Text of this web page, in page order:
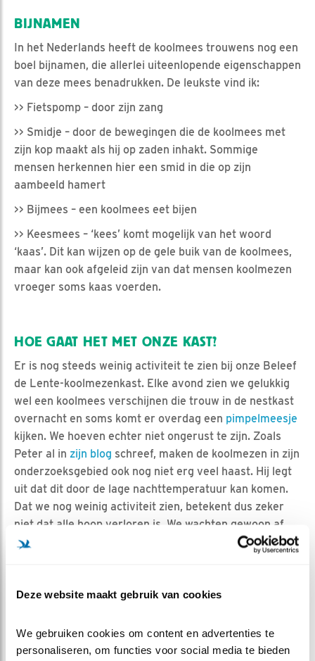
Deze website maakt gebruik van cookies
We gebruiken cookies om content en advertenties te
personaliseren, om functies voor social media te bieden
BIJNAMEN
In het Nederlands heeft de koolmees trouwens nog een
boel bijnamen, die allerlei uiteenlopende eigenschappen
van deze mees benadrukken. De leukste vind ik:
>> Fietspomp – door zijn zang
>> Smidje – door de bewegingen die de koolmees met
zijn kop maakt als hij op zaden inhakt. Sommige
mensen herkennen hier een smid in die op zijn
aambeeld hamert
>> Bijmees – een koolmees eet bijen
>> Keesmees – ‘kees’ komt mogelijk van het woord
‘kaas’. Dit kan wijzen op de gele buik van de koolmees,
maar kan ook afgeleid zijn van dat mensen koolmezen
vroeger soms kaas voerden.
HOE GAAT HET MET ONZE KAST?
Er is nog steeds weinig activiteit te zien bij onze Beleef
de Lente-koolmezenkast. Elke avond zien we gelukkig
wel een koolmees verschijnen die trouw in de nestkast
overnacht en soms komt er overdag een pimpelmeesje
kijken. We hoeven echter niet ongerust te zijn. Zoals
Peter al in zijn blog schreef, maken de koolmezen in zijn
onderzoeksgebied ook nog niet erg veel haast. Hij legt
uit dat dit door de lage nachttemperatuur kan komen.
Dat we nog weinig activiteit zien, betekent dus zeker
niet dat alle hoop verloren is. We wachten gewoon af,
we kunnen de mezen niet dwingen.
Bron: Etymologiebank, 12 april 2023